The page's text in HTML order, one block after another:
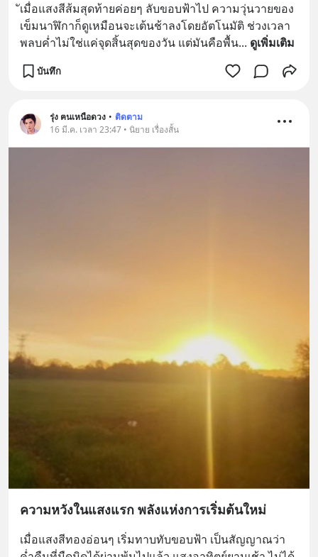
ัเมื่อแสงสีส้มสุดท้ายค่อยๆ ลับขอบฟ้าไป ความวุ่นวายของ
เข็มนาฬิกาก็ดูเหมือนจะเต้นช้าลงโดยอัตโนมัติ ช่วงเวลา
พลบค่ำไม่ใช่แค่จุดสิ้นสุดของวัน แต่มันคือพื้น... ดูเพิ่มเติม
บันทึก
รุ่ง ฅนเหนือดวง • ติดตาม
16 มี.ค. เวลา 23:47 • นิยาย เรื่องสั้น
ความหวังในแสงแรก พลังแห่งการเริ่มต้นใหม่
เมื่อแสงสีทองอ่อนๆ เริ่มทาบทับขอบฟ้า เป็นสัญญาณว่า